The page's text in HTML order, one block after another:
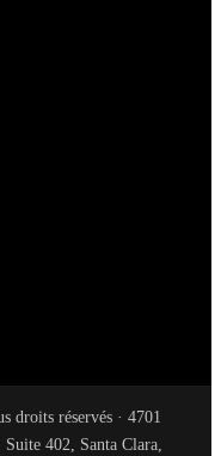
droits réservés · 4701
402, Santa Clara,